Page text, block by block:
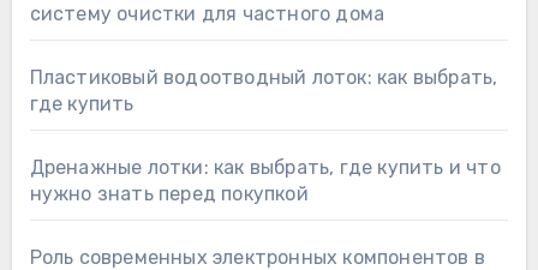
систему очистки для частного дома
Пластиковый водоотводный лоток: как выбрать,
где купить
Дренажные лотки: как выбрать, где купить и что
нужно знать перед покупкой
Роль современных электронных компонентов в